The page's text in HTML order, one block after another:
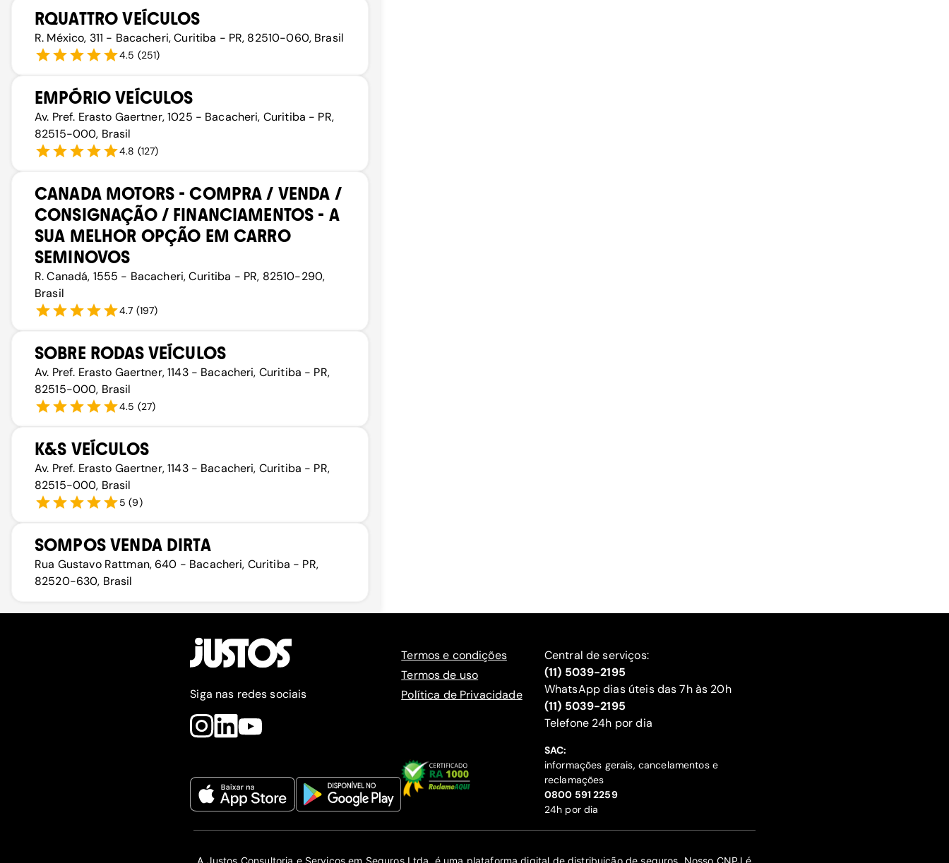
RQUATTRO VEÍCULOS
R. México, 311 - Bacacheri, Curitiba - PR, 82510-060, Brasil
4.5 (251)
EMPÓRIO VEÍCULOS
Av. Pref. Erasto Gaertner, 1025 - Bacacheri, Curitiba - PR,
82515-000, Brasil
4.8 (127)
CANADA MOTORS - COMPRA / VENDA /
CONSIGNAÇÃO / FINANCIAMENTOS - A
SUA MELHOR OPÇÃO EM CARRO
SEMINOVOS
R. Canadá, 1555 - Bacacheri, Curitiba - PR, 82510-290,
Brasil
4.7 (197)
SOBRE RODAS VEÍCULOS
Av. Pref. Erasto Gaertner, 1143 - Bacacheri, Curitiba - PR,
82515-000, Brasil
4.5 (27)
K&S VEÍCULOS
Av. Pref. Erasto Gaertner, 1143 - Bacacheri, Curitiba - PR,
82515-000, Brasil
5 (9)
SOMPOS VENDA DIRTA
Rua Gustavo Rattman, 640 - Bacacheri, Curitiba - PR,
82520-630, Brasil
Siga nas redes sociais
Termos e condições
Termos de uso
Política de Privacidade
Central de serviços:
(11) 5039-2195
WhatsApp dias úteis das 7h às 20h
(11) 5039-2195
‍Telefone 24h por dia
SAC:
informações gerais, cancelamentos e
reclamações
‍0800 591 2259
24h por dia
A Justos Consultoria e Serviços em Seguros Ltda. é uma plataforma digital de distribuição de seguros. Nosso CNPJ é